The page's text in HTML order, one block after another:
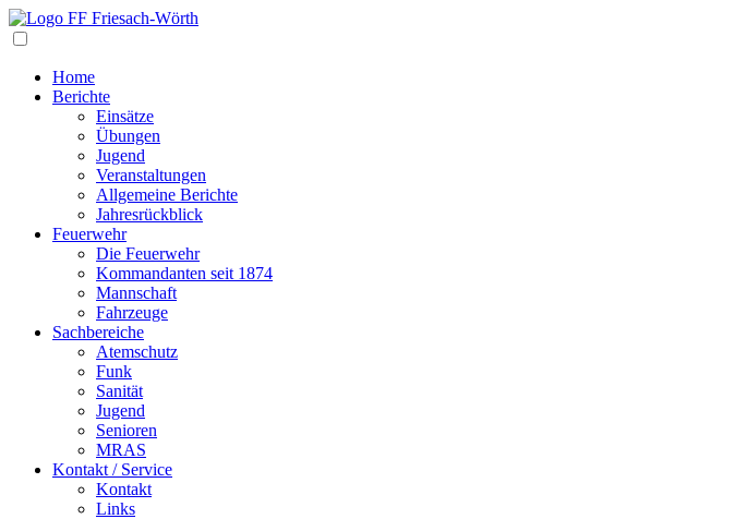
Home
Berichte
Einsätze
Übungen
Jugend
Veranstaltungen
Allgemeine Berichte
Jahresrückblick
Feuerwehr
Die Feuerwehr
Kommandanten seit 1874
Mannschaft
Fahrzeuge
Sachbereiche
Atemschutz
Funk
Sanität
Jugend
Senioren
MRAS
Kontakt / Service
Kontakt
Links